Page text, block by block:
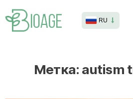
RU
Метка: autism